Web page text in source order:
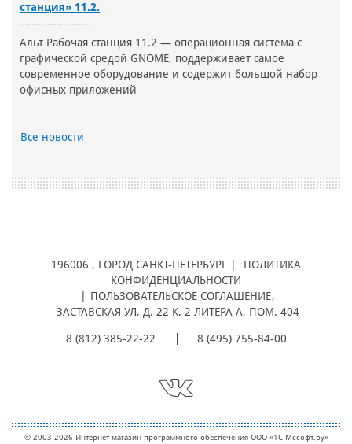
станция» 11.2.
Альт Рабочая станция 11.2 — операционная система с
графической средой GNOME, поддерживает самое
современное оборудование и содержит большой набор
офисных приложений
Все новости
196006 , ГОРОД САНКТ-ПЕТЕРБУРГ |
ПОЛИТИКА
КОНФИДЕНЦИАЛЬНОСТИ
ПОЛЬЗОВАТЕЛЬСКОЕ СОГЛАШЕНИЕ,
ЗАСТАВСКАЯ УЛ, Д. 22 К. 2 ЛИТЕРА А, ПОМ. 404
8 (812) 385-22-22 8 (495) 755-84-00
© 2003-2026 Интернет-магазин программного обеспечения ООО «1С-Мcсофт.ру»